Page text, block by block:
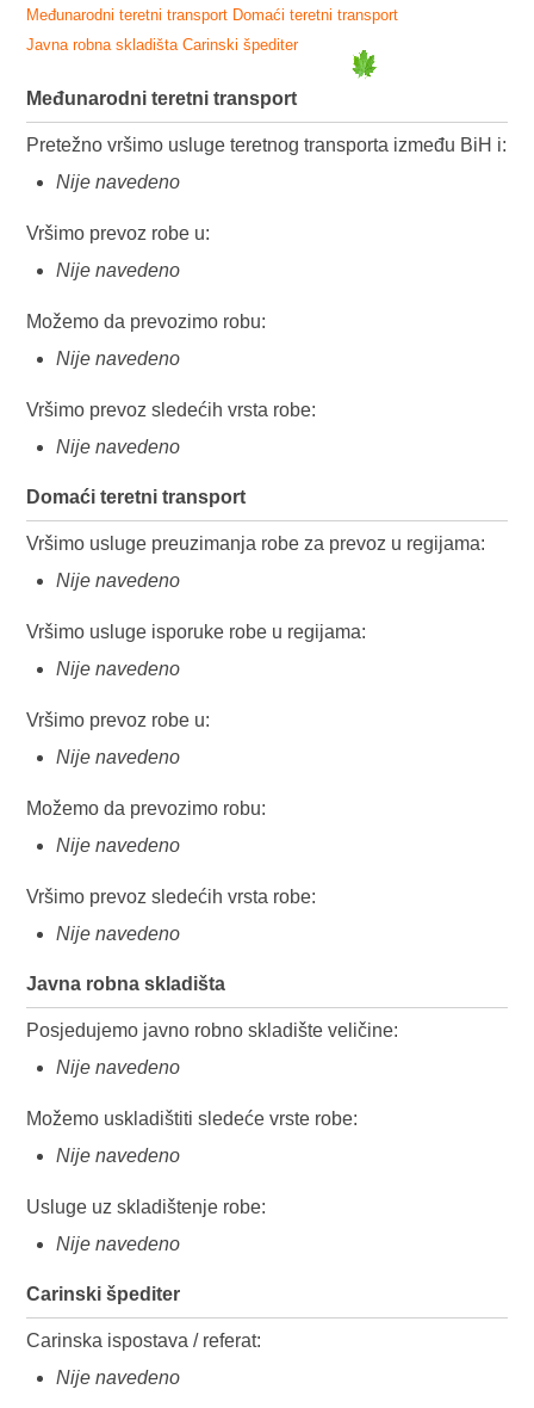
Međunarodni teretni transport Domaći teretni transport
Javna robna skladišta Carinski špediter
Međunarodni teretni transport
Pretežno vršimo usluge teretnog transporta između BiH i:
Nije navedeno
Vršimo prevoz robe u:
Nije navedeno
Možemo da prevozimo robu:
Nije navedeno
Vršimo prevoz sledećih vrsta robe:
Nije navedeno
Domaći teretni transport
Vršimo usluge preuzimanja robe za prevoz u regijama:
Nije navedeno
Vršimo usluge isporuke robe u regijama:
Nije navedeno
Vršimo prevoz robe u:
Nije navedeno
Možemo da prevozimo robu:
Nije navedeno
Vršimo prevoz sledećih vrsta robe:
Nije navedeno
Javna robna skladišta
Posjedujemo javno robno skladište veličine:
Nije navedeno
Možemo uskladištiti sledeće vrste robe:
Nije navedeno
Usluge uz skladištenje robe:
Nije navedeno
Carinski špediter
Carinska ispostava / referat:
Nije navedeno